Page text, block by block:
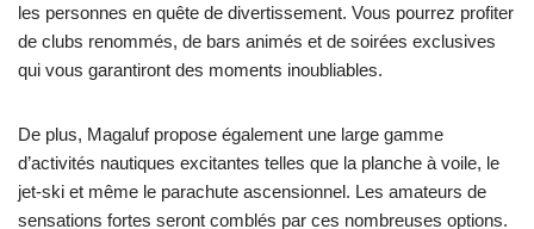
les personnes en quête de divertissement. Vous pourrez profiter
de clubs renommés, de bars animés et de soirées exclusives
qui vous garantiront des moments inoubliables.
De plus, Magaluf propose également une large gamme
d’activités nautiques excitantes telles que la planche à voile, le
jet-ski et même le parachute ascensionnel. Les amateurs de
sensations fortes seront comblés par ces nombreuses options.